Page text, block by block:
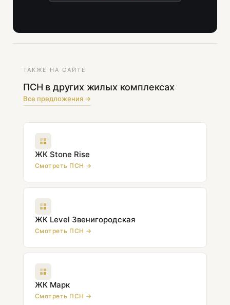
ТАКЖЕ НА САЙТЕ
ПСН в других жилых комплексах
Все предложения →
ЖК Stone Rise
Смотреть ПСН →
ЖК Level Звенигородская
Смотреть ПСН →
ЖК Марк
Смотреть ПСН →